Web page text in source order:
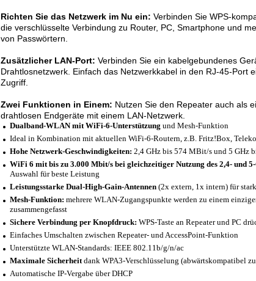
Richten Sie das Netzwerk im Nu ein: Verbinden Sie WPS-
die verschlüsselte Verbindung zu Router, PC, Smartphone und
von Passwörtern.
Zusätzlicher LAN-Port: Verbinden Sie ein kabelgebundenes
Drahtlosnetzwerk. Einfach das Netzwerkkabel in den RJ-45-Port
Zugriff.
Zwei Funktionen in Einem: Nutzen Sie den Repeater auch als
drahtlosen Endgeräte mit einem LAN-Netzwerk.
Dualband-WLAN mit WiFi-6-Unterstützung und Mesh-Funktion
Ideal in Kombination mit aktuellen WiFi-6-Routern, z.B. Fritz!Box,
Hohe Netzwerk-Geschwindigkeiten: 2,4 GHz bis 574 MBit/s und 5 GHz
WiFi 6 mit bis zu 3.000 Mbit/s bei gleichzeitiger Nutzung des 2,4- und
Auswahl für beste Leistung
Leistungsstarke Dual-High-Gain-Antennen (2x extern, 1x intern) für
Mesh-Funktion: mehrere WLAN-Zugangspunkte werden zu einem
zusammengefasst
Sichere Verbindung per Knopfdruck: WPS-Taste an Repeater und PC
Einfaches Umschalten zwischen Repeater- und AccessPoint-Funktion
Unterstützte WLAN-Standards: IEEE 802.11b/g/n/ac
Maximale Sicherheitdank WPA3-Verschlüsselung (abwärtskompatibel
Automatische IP-Vergabe über DHCP